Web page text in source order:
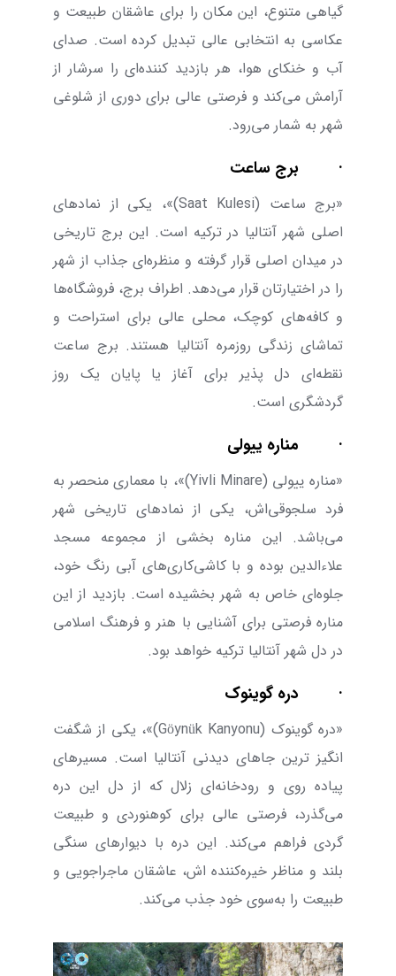
گیاهی متنوع، این مکان را برای عاشقان طبیعت و
عکاسی به انتخابی عالی تبدیل کرده است. صدای
آب و خنکای هوا، هر بازدید کننده‌ای را سرشار از
آرامش می‌‌کند و فرصتی عالی برای دوری از شلوغی
شهر به شمار می‌‌رود.
· برج ساعت
«برج ساعت (Saat Kulesi)»، یکی از نماد‌های
اصلی شهر آنتالیا در ترکیه است. این برج تاریخی
در میدان اصلی قرار گرفته و منظره‌ای جذاب از شهر
را در اختیارتان قرار می‌‌دهد. اطراف برج، فروشگاه‌ها
و کافه‌های کوچک، محلی عالی برای استراحت و
تماشای زندگی روزمره آنتالیا هستند. برج ساعت
نقطه‌ای دل ‌پذیر برای آغاز یا پایان یک روز
گردشگری است.
· مناره ییولی
«مناره ییولی (Yivli Minare)»، با معماری منحصر به
‌فرد سلجوقی‌اش، یکی از نماد‌های تاریخی شهر
می‌باشد. این مناره بخشی از مجموعه مسجد
علاءالدین بوده و با کاشی‌کاری‌های آبی رنگ خود،
جلوه‌ای خاص به شهر بخشیده است. بازدید از این
مناره فرصتی برای آشنایی با هنر و فرهنگ اسلامی
در دل شهر آنتالیا ترکیه خواهد بود.
· دره گوینوک
«دره گوینوک (Göynük Kanyonu)»، یکی از شگفت
‌انگیز ترین جاهای دیدنی آنتالیا است. مسیر‌های
پیاده روی و رودخانه‌ای زلال که از دل این دره
می‌‌گذرد، فرصتی عالی برای کوهنوردی و طبیعت
گردی فراهم می‌‌کند. این دره با دیوار‌های سنگی
بلند و مناظر خیره‌کننده اش، عاشقان ماجراجویی و
طبیعت را به‌سوی خود جذب می‌‌کند.